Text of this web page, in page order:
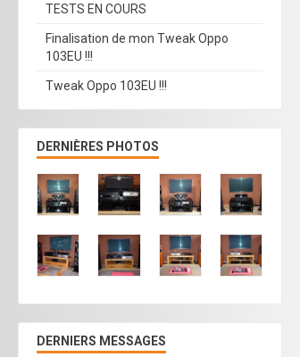
TESTS EN COURS
Finalisation de mon Tweak Oppo
103EU !!!
Tweak Oppo 103EU !!!
DERNIÈRES PHOTOS
DERNIERS MESSAGES